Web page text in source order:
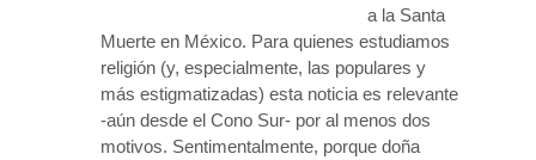
a la Santa
Muerte en México. Para quienes estudiamos
religión (y, especialmente, las populares y
más estigmatizadas) esta noticia es relevante
-aún desde el Cono Sur- por al menos dos
motivos. Sentimentalmente, porque doña